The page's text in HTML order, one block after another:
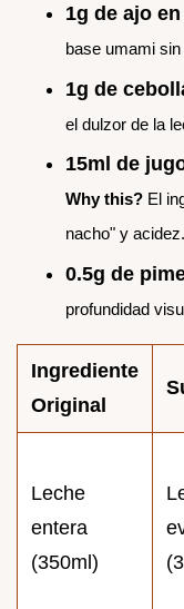
1g de ajo
base umami
1g de
el dulzor de la
15ml de
Why this? El
nacho" y acidez.
0.5g de
profundidad
Ingrediente
Original
Leche
entera
(350ml)